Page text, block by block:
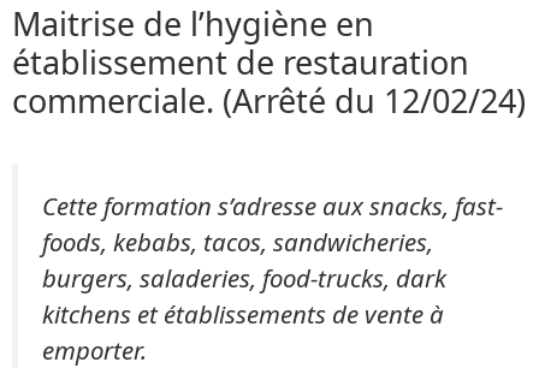
Maitrise de l’hygiène en
établissement de restauration
commerciale. (Arrêté du 12/02/24)
Cette formation s’adresse aux snacks, fast-
foods, kebabs, tacos, sandwicheries,
burgers, saladeries, food-trucks, dark
kitchens et établissements de vente à
emporter.